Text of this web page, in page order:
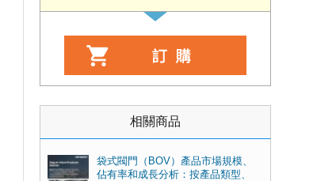
相關商品
袋式閥門（BOV）產品市場規模、
佔有率和成長分析：按產品類型、